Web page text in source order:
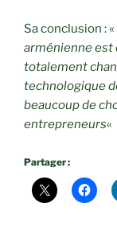
Sa conclusion : «
arménienne est
totalement
technologique
beaucoup de
entrepreneurs«
Partager :